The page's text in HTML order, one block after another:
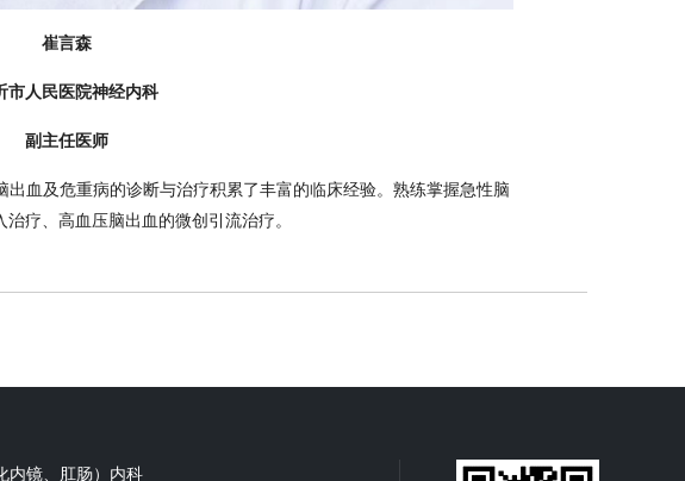
崔言森
市人民医院神经内科
副主任医师
及危重病的诊断与治疗积累了丰富的临床经验。熟练掌握急性脑
疗、高血压脑出血的微创引流治疗。
内镜、肛肠）内科